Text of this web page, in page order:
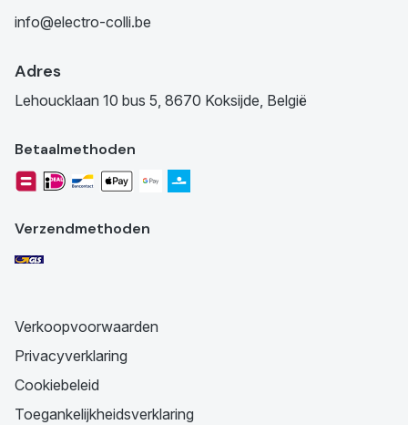
info@electro-colli.be
Adres
Lehoucklaan 10 bus 5, 8670 Koksijde, België
Betaalmethoden
Verzendmethoden
Verkoopvoorwaarden
Privacyverklaring
Cookiebeleid
Toegankelijkheidsverklaring